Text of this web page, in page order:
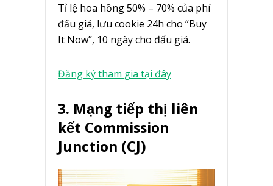
Tỉ lệ hoa hồng 50% – 70% của phí
đấu giá, lưu cookie 24h cho “Buy
It Now”, 10 ngày cho đấu giá.
Đăng ký tham gia tại đây
3. Mạng tiếp thị liên
kết Commission
Junction (CJ)